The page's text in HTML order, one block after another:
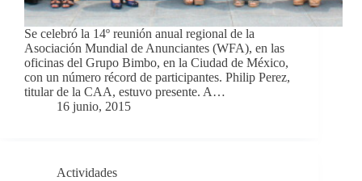
Se celebró la 14º reunión anual regional de la
Asociación Mundial de Anunciantes (WFA), en las
oficinas del Grupo Bimbo, en la Ciudad de México,
con un número récord de participantes. Philip Perez,
titular de la CAA, estuvo presente. A…
16 junio, 2015
Actividades